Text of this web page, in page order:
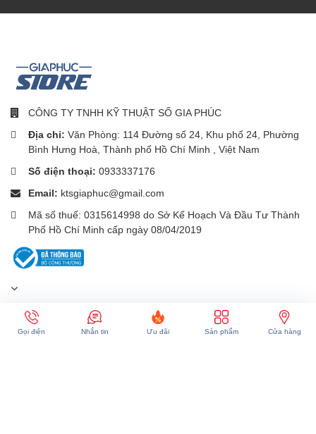
CÔNG TY TNHH KỸ THUẬT SỐ GIA PHÚC
Địa chỉ: Văn Phòng: 114 Đường số 24, Khu phố 24, Phường
Bình Hưng Hoà, Thành phố Hồ Chí Minh , Việt Nam
Số điện thoại: 0933337176
Email: ktsgiaphuc@gmail.com
Mã số thuế: 0315614998 do Sở Kế Hoạch Và Đầu Tư Thành
Phố Hồ Chí Minh cấp ngày 08/04/2019
Sản phẩm Cửa hàng
Gọi điện Nhắn tin Ưu đãi